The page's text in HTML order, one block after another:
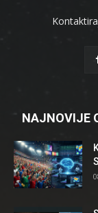
NAJNOVIJE